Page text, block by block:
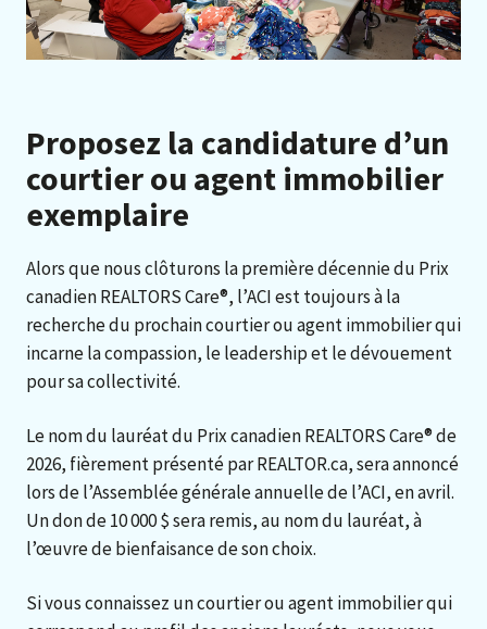
Proposez la candidature d’un
courtier ou agent immobilier
exemplaire
Alors que nous clôturons la première décennie du Prix
canadien REALTORS Care®, l’ACI est toujours à la
recherche du prochain courtier ou agent immobilier qui
incarne la compassion, le leadership et le dévouement
pour sa collectivité.
Le nom du lauréat du Prix canadien REALTORS Care® de
2026, fièrement présenté par REALTOR.ca, sera annoncé
lors de l’Assemblée générale annuelle de l’ACI, en avril.
Un don de 10 000 $ sera remis, au nom du lauréat, à
l’œuvre de bienfaisance de son choix.
Si vous connaissez un courtier ou agent immobilier qui